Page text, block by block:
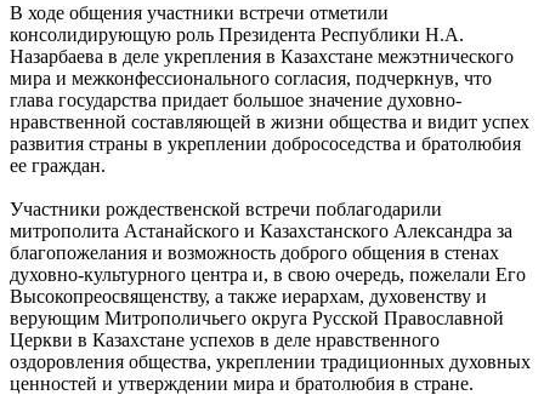
В ходе общения участники встречи отметили
консолидирующую роль Президента Республики Н.А.
Назарбаева в деле укрепления в Казахстане межэтнического
мира и межконфессионального согласия, подчеркнув, что
глава государства придает большое значение духовно-
нравственной составляющей в жизни общества и видит успех
развития страны в укреплении добрососедства и братолюбия
ее граждан.
Участники рождественской встречи поблагодарили
митрополита Астанайского и Казахстанского Александра за
благопожелания и возможность доброго общения в стенах
духовно-культурного центра и, в свою очередь, пожелали Его
Высокопреосвященству, а также иерархам, духовенству и
верующим Митрополичьего округа Русской Православной
Церкви в Казахстане успехов в деле нравственного
оздоровления общества, укреплении традиционных духовных
ценностей и утверждении мира и братолюбия в стране.